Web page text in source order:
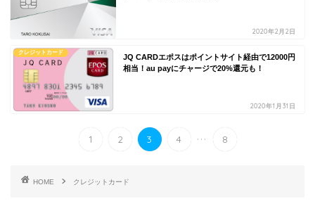
2020年2月2日
クレジットカード
JQ CARDエポスはポイントサイト経由で12000円
相当！au payにチャージで20%還元も！
2020年1月31日
1 2 3 4 ... 8
HOME クレジットカード